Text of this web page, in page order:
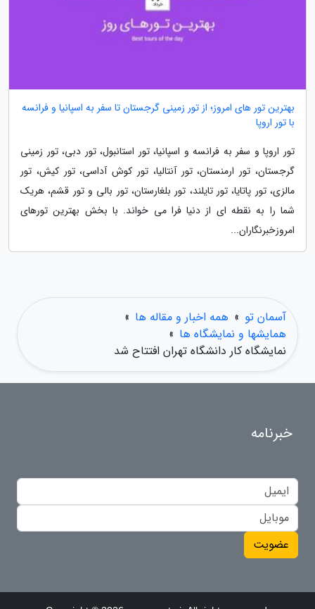
بهترین تور های امروز؛ از تور زمینی گرجستان تا سفر به اسپانیا و فرانسه
با تور اروپا
تور اروپا و سفر به فرانسه و اسپانیا، تور استانبول، تور دبی، تور زمینی
گرجستان، تور ارمنستان، تور آنتالیا، تور کوش آداسی، تور کیش، تور
مالزی، تور پاتایا، تور تایلند، تور بلغارستان، تور بالی و تور قشم، هریک
شما را به نقطه ای از دنیا فرا می خواند. با بخش بهترین تورهای
امروزخبرنگاران...
آسمان تو » همه اخبار و مقاله ها »
همایشها و نمایشگاه ها »
نمایشگاه کار دانشگاه تهران افتتاح شد
خبرنامه
عضویت